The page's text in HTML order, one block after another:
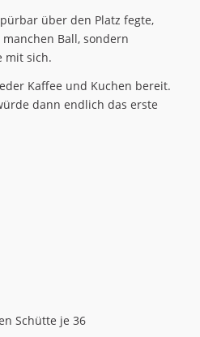
über den Platz fegte,
Ball, sondern
mit sich.
Kaffee und Kuchen bereit.
dann endlich das erste
Schütte je 36